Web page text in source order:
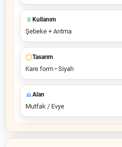
Kullanım
Şebeke + Arıtma
Tasarım
Kare form • Siyah
Alan
Mutfak / Evye